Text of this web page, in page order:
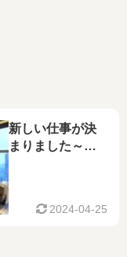
新しい仕事が決
まりました～
2024-04-25